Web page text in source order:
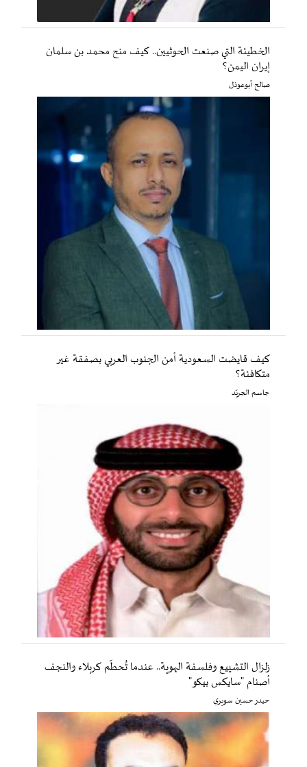
الخطيئة التي صنعت الحوثيين.. كيف منح محمد بن سلمان
إيران اليمن؟
صالح أبوعوذل
كيف قايضت السعودية أمن الجنوب العربي بصفقة غير
متكافئة؟
جاسم الجريّد
زلزال التشييع وفلسفة الهوية.. عندما تُحطّم كربلاء والنجف
أصنام "سايكس بيكو"
حيدر حسين سويري